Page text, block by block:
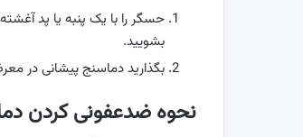
حسگر را با یک پنبه یا پد
بشویید.
بگذارید دماسنج پیشانی در
نحوه ضدعفونی کردن